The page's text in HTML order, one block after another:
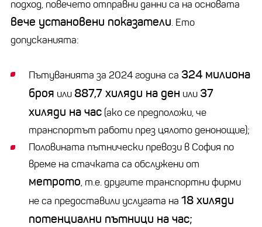
подход, повечето отправни данни са на основата
вече установени показатели. Ето
допусканията:
Пътуванията за 2024 година са 324 милиона
броя или 887,7 хиляди на ден или 37
хиляди на час (ако се предположи, че
транспортът работи през цялото денонощие);
Половината пътнически превози в София по
време на стачката са обслужени от
метрото, т.е. другите транспортни фирми
не са предоставили услугата на 18 хиляди
потенциални пътници на час;